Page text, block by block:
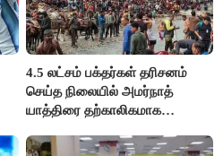
4.5 லட்சம் பக்தர்கள் தரிசனம்
செய்த நிலையில் அமர்நாத்
யாத்திரை தற்காலிகமாக